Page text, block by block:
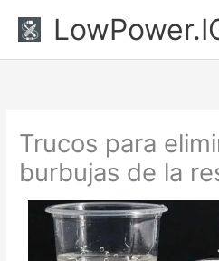
Trucos para
burbujas de la